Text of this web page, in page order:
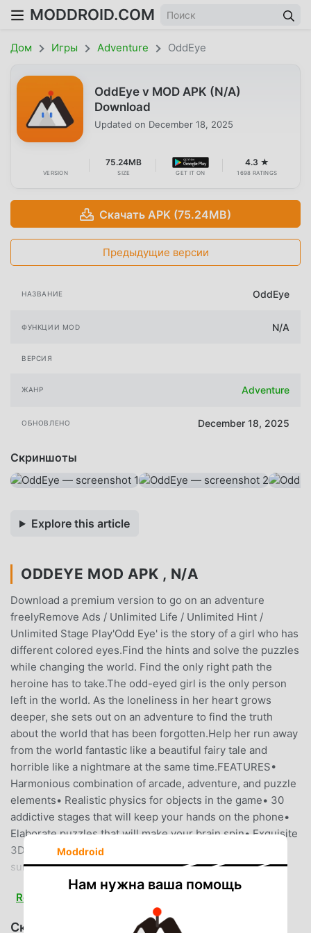
MODDROID.COM
Дом Игры Adventure OddEye
OddEye v MOD APK (N/A)
Download
Updated on December 18, 2025
VERSION
75.24MB
SIZE GET IT ON
4.3 ★
1698 RATINGS
Скачать APK (75.24MB)
Предыдущие версии
НАЗВАНИЕ OddEye
ФУНКЦИИ MOD N/A
ВЕРСИЯ
ЖАНР Adventure
ОБНОВЛЕНО December 18, 2025
Скриншоты
Explore this article
ODDEYE MOD APK , N/A
Download a premium version to go on an adventure
freelyRemove Ads / Unlimited Life / Unlimited Hint /
Unlimited Stage Play'Odd Eye' is the story of a girl who has
different colored eyes.Find the hints and solve the puzzles
while changing the world. Find the only right path the
heroine has to take.The odd-eyed girl is the only person
left in the world. As the loneliness in her heart grows
deeper, she sets out on an adventure to find the truth
about the world that has been forgotten.Help her run away
from the world fantastic like a beautiful fairy tale and
horrible like a nightmare at the same time.FEATURES•
Harmonious combination of arcade, adventure, and puzzle
elements• Realistic physics for objects in the game• 30
addictive stages that will keep your hands on the phone•
Elaborate puzzles that will make your brain spin• Exquisite
3D animations made with Unity Engine• Dreamlike and
surreal experience with highly immersive visuals and
audio• Various levels uniquely designedHOW TO PLAY•
Use the Odd Eye Power to switch worlds and watch the
changes closely• Solve puzzles keep changing according
Read more
Скачать OddEye (MOD, N/A)
Moddroid
Нам нужна ваша помощь